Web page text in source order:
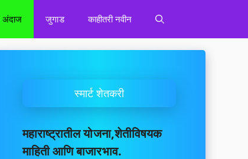
अंदाज जुगाड काहीतरी नवीन
स्मार्ट शेतकरी
महाराष्ट्रातील योजना,शेतीविषयक
माहिती आणि बाजारभाव.